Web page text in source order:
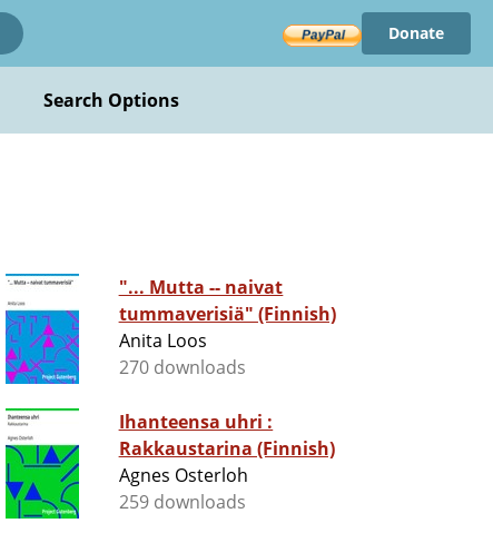
Donate
Search Options
"... Mutta -- naivat
tummaverisiä" (Finnish)
Anita Loos
270 downloads
Ihanteensa uhri :
Rakkaustarina (Finnish)
Agnes Osterloh
259 downloads